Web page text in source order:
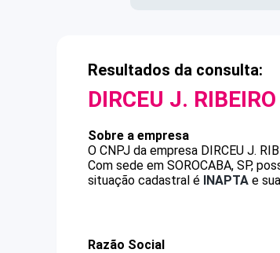
Resultados da consulta:
DIRCEU J.
Sobre a empresa
O CNPJ da empresa DIRCEU J.
Com sede em SOROCABA, SP,
situação cadastral é INAPTA e
Razão Social